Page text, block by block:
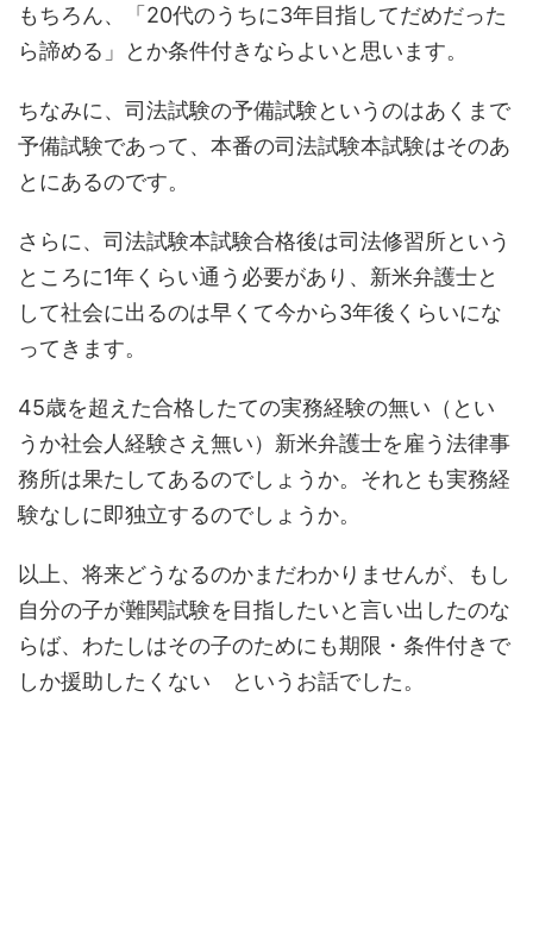
もちろん、「20代のうちに3年目指してだめだった
ら諦める」とか条件付きならよいと思います。
ちなみに、司法試験の予備試験というのはあくまで
予備試験であって、本番の司法試験本試験はそのあ
とにあるのです。
さらに、司法試験本試験合格後は司法修習所という
ところに1年くらい通う必要があり、新米弁護士と
して社会に出るのは早くて今から3年後くらいにな
ってきます。
45歳を超えた合格したての実務経験の無い（とい
うか社会人経験さえ無い）新米弁護士を雇う法律事
務所は果たしてあるのでしょうか。それとも実務経
験なしに即独立するのでしょうか。
以上、将来どうなるのかまだわかりませんが、もし
自分の子が難関試験を目指したいと言い出したのな
らば、わたしはその子のためにも期限・条件付きで
しか援助したくない というお話でした。